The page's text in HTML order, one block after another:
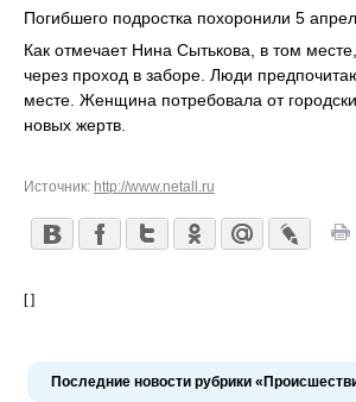
Погибшего подростка похоронили 5
Как отмечает Нина Сытькова, в том
через проход в заборе. Люди
месте. Женщина потребовала от
новых жертв.
Источник: http://www.netall.ru
[ ]
Последние новости рубрики